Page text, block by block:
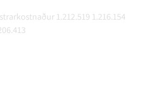
1.212.519 1.216.154